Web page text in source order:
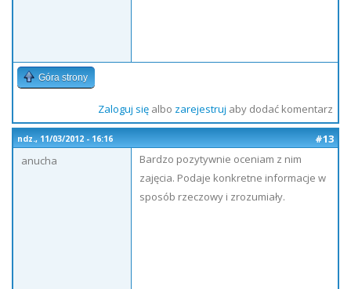
Góra strony
Zaloguj sięalbo zarejestruj aby dodać komentarz
ndz., 11/03/2012 - 16:16
#13
anucha
Bardzo pozytywnie oceniam z nim
zajęcia. Podaje konkretne informacje w
sposób rzeczowy i zrozumiały.